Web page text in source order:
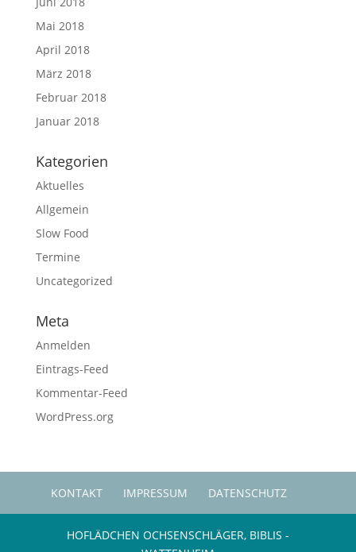
Mai 2018
April 2018
März 2018
Februar 2018
Januar 2018
Kategorien
Aktuelles
Allgemein
Slow Food
Termine
Uncategorized
Meta
Anmelden
Eintrags-Feed
Kommentar-Feed
WordPress.org
KONTAKT IMPRESSUM DATENSCHUTZ
HOFLÄDCHEN OCHSENSCHLÄGER, BIBLIS -